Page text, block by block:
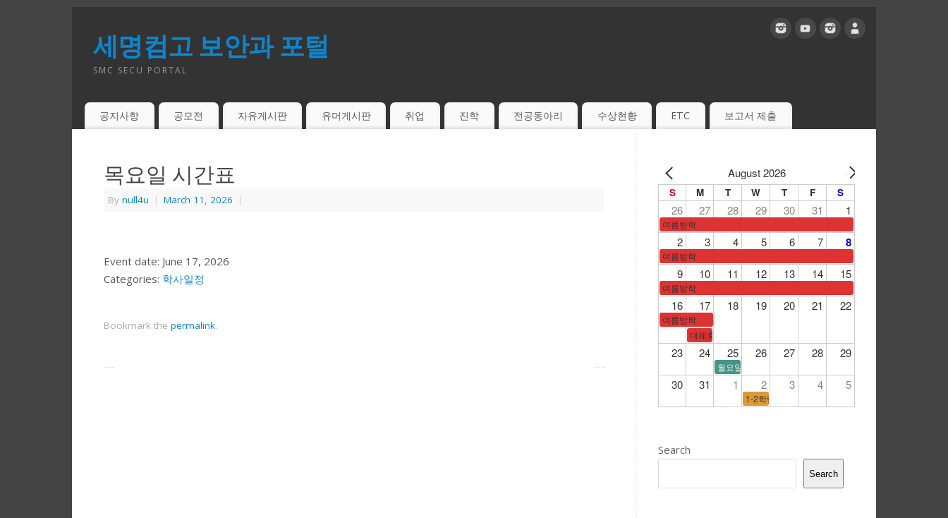
세명컴고 보안과 포털
SMC SECU PORTAL
공지사항 공모전 자유게시판 유머게시판 취업 진학 전공동아리 수상현황 ETC 보고서 제출
목요일 시간표
By null4u | March 11, 2026 |
Event date: June 17, 2026
Categories: 학사일정
Bookmark the permalink.
August 2026
S M T W T F S
26 27 28 29 30 31 1
여름방학
2 3 4 5 6 7 8
여름방학
9 10 11 12 13 14 15
여름방학
16 17 18 19 20 21 22
여름방학
대체휴일
23 24 25 26 27 28 29
월요일 시간표
30 31 1 2 3 4 5
1-2학년 전국연합학력평가/3학년 수능모의고사
Search
Search